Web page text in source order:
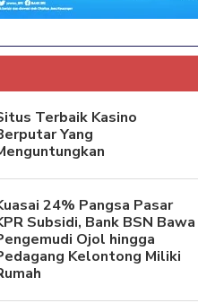
Terbaik Kasino
Yang
24% Pangsa Pasar
Subsidi, Bank BSN Bawa
Ojol hingga
Kelontong Miliki